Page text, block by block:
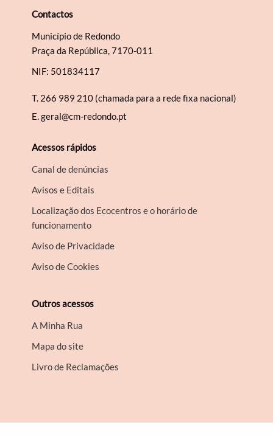
Filtros
Contactos
Município de Redondo
Praça da República, 7170-011
NIF: 501834117
T. 266 989 210 (chamada para a rede fixa nacional)
E.geral@cm-redondo.pt
Acessos rápidos
Canal de denúncias
Avisos e Editais
Localização dos Ecocentros e o horário de
funcionamento
Aviso de Privacidade
Aviso de Cookies
Outros acessos
A Minha Rua
Mapa do site
Livro de Reclamações